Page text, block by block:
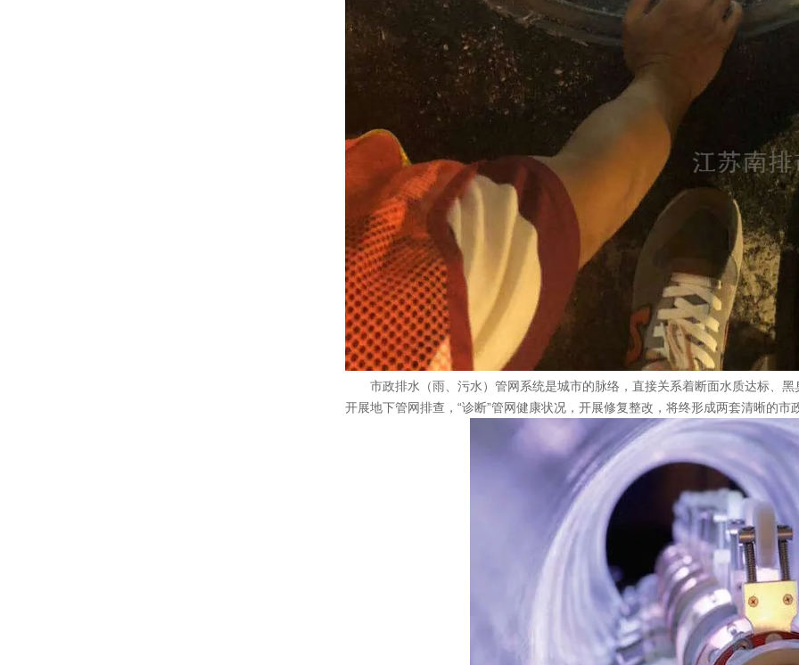
市政排水（雨、污水）管网系统是城市的脉络，直接关系着断面水质达标、
开展地下管网排查，“诊断”管网健康状况，开展修复整改，将终形成两套清晰的